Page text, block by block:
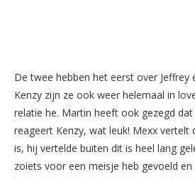
De twee hebben het eerst over Jeffrey
Kenzy zijn ze ook weer helemaal in
relatie he. Martin heeft ook gezegd
reageert Kenzy, wat leuk! Mexx vertelt
is, hij vertelde buiten dit is heel lang
zoiets voor een meisje heb gevoeld